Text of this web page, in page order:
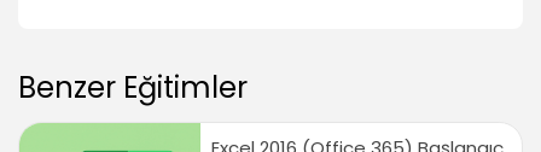
01:27
Advanced filter uniq özelliği
Benzer Eğitimler